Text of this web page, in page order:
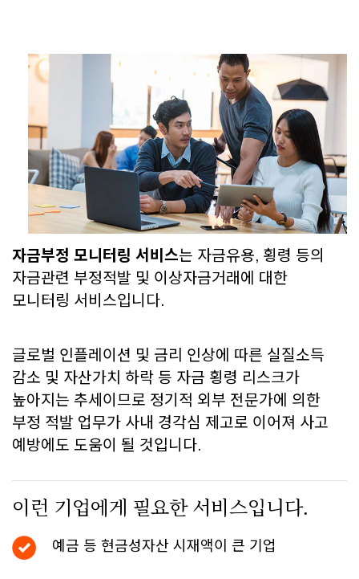
자금부정 모니터링 서비스는 자금유용, 횡령 등의
자금관련 부정적발 및 이상자금거래에 대한
모니터링 서비스입니다.
글로벌 인플레이션 및 금리 인상에 따른 실질소득
감소 및 자산가치 하락 등 자금 횡령 리스크가
높아지는 추세이므로 정기적 외부 전문가에 의한
부정 적발 업무가 사내 경각심 제고로 이어져 사고
예방에도 도움이 될 것입니다.
이런 기업에게 필요한 서비스입니다.
예금 등 현금성자산 시재액이 큰 기업